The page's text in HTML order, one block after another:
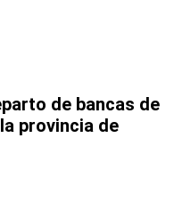
de bancas de
provincia de